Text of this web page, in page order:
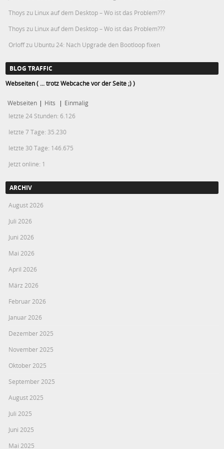
Thoys zu Linux auf dem Desktop – Wo ist das Problem???
Thoys zu Linux auf dem Desktop – Wo ist das Problem???
Orloffzu Ubuntu 24: Nach Upgrade den Bootloop fixen
BLOG TRAFFIC
Webseiten ( ... trotz Webcache vor der Seite ;) )
Webseiten | Hits | Einmalig
letzte 24 Stunden:6.126
letzte 7 Tage: 35.230
letzte 30 Tage: 146.675
Jetzt online: 1
ARCHIV
August 2026
Juli 2026
Juni 2026
Mai 2026
April 2026
März 2026
Februar 2026
Januar 2026
Dezember 2025
November 2025
Oktober 2025
September 2025
August 2025
Juli 2025
Juni 2025
Mai 2025